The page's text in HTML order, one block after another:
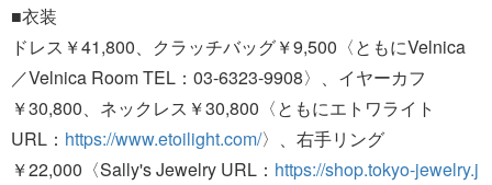
■衣装
ドレス￥41,800、クラッチバッグ￥9,500〈ともにVelnica
／Velnica Room TEL：03-6323-9908〉、イヤーカフ
￥30,800、ネックレス￥30,800〈ともにエトワライト
URL： https://www.etoilight.com/〉、右手リング
￥22,000〈Sally's Jewelry URL： https://shop.tokyo-jewelry.j